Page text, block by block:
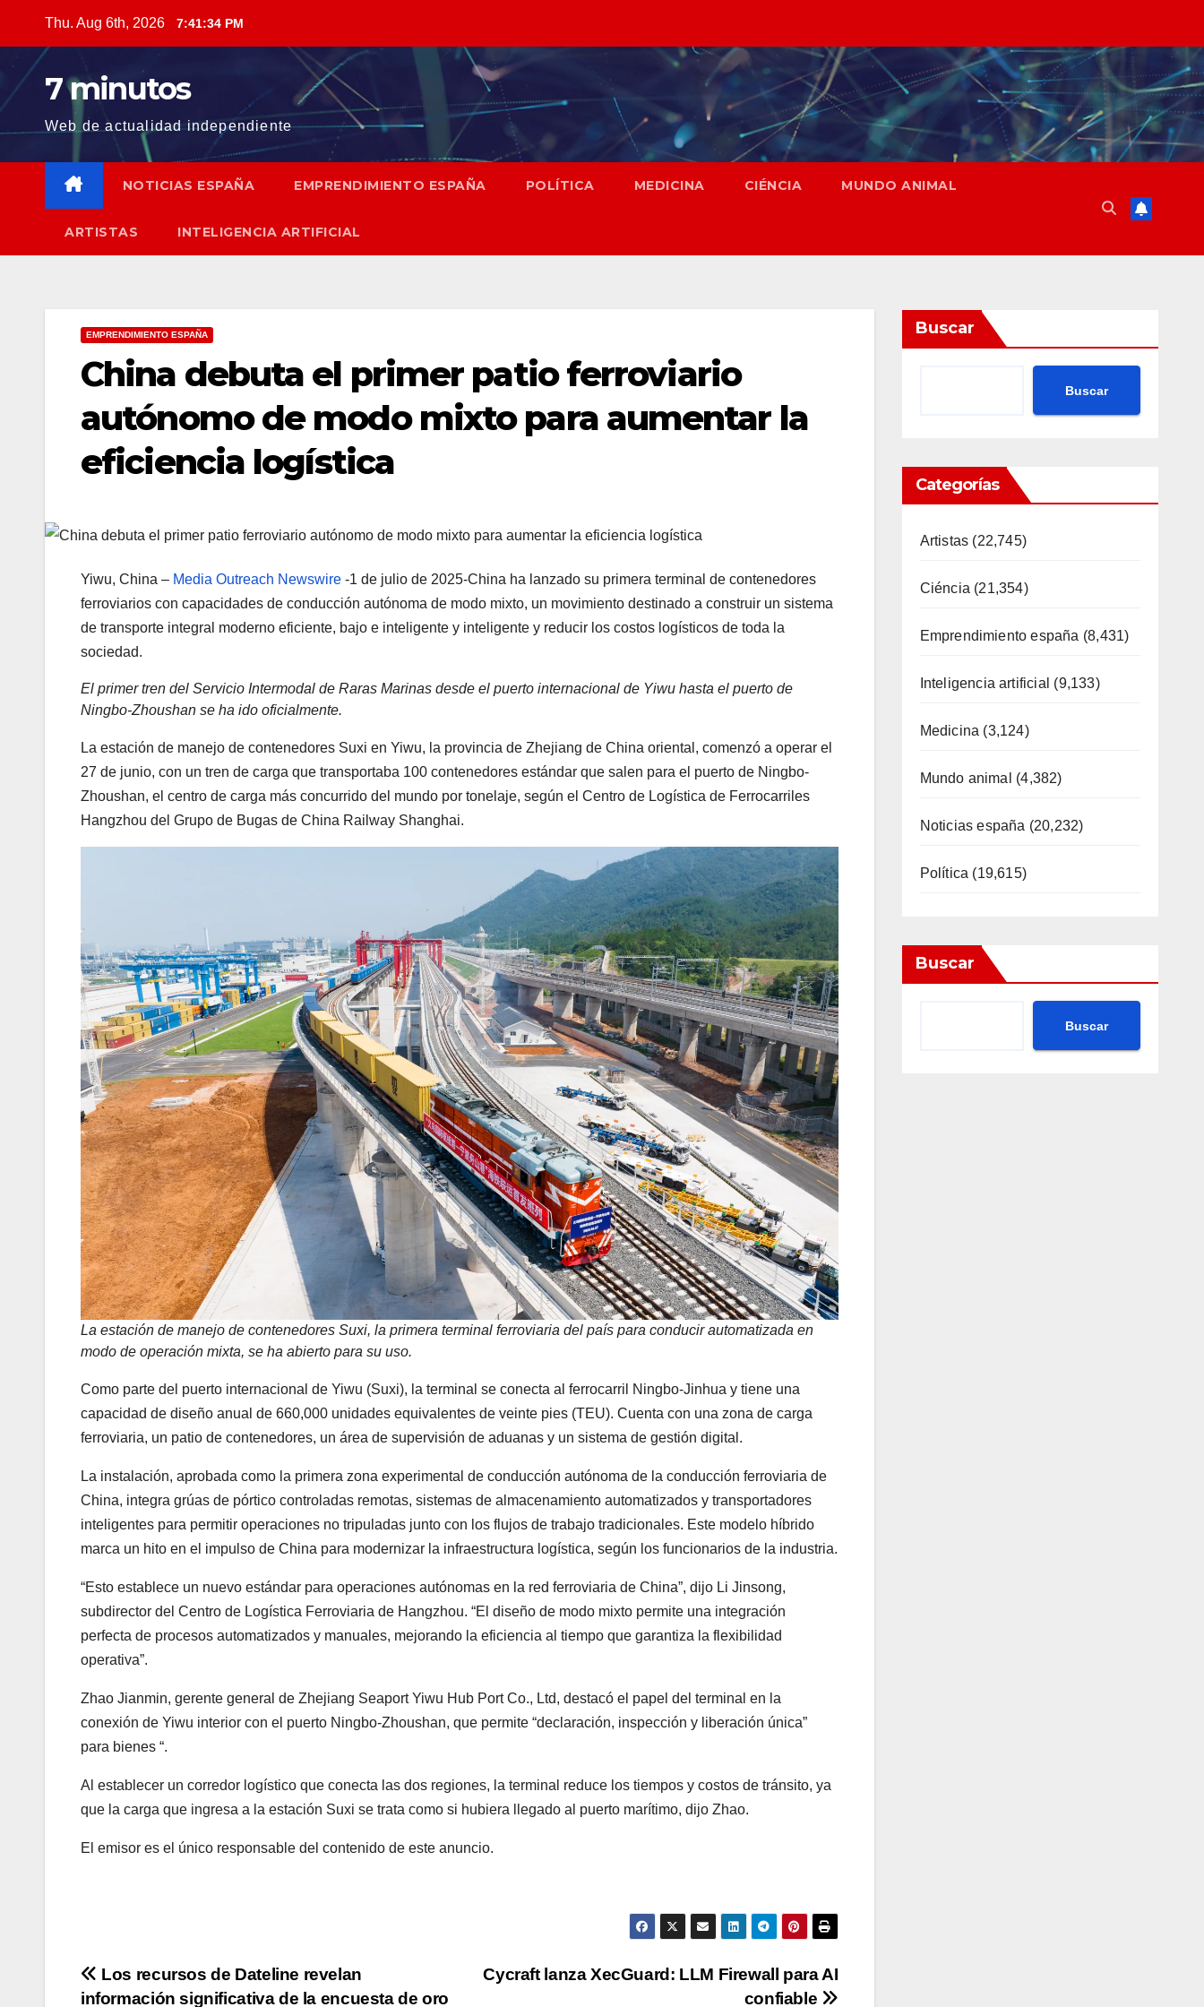
content
Thu. Aug 6th, 2026 7:41:35 PM
7 minutos
Web de actualidad independiente
NOTICIAS ESPAÑA EMPRENDIMIENTO ESPAÑA POLÍTICA MEDICINA CIÉNCIA MUNDO ANIMAL
ARTISTAS INTELIGENCIA ARTIFICIAL
EMPRENDIMIENTO ESPAÑA
China debuta el primer patio ferroviario
autónomo de modo mixto para aumentar la
eficiencia logística
Yiwu, China – Media Outreach Newswire -1 de julio de 2025-China ha lanzado su primera terminal de contenedores
ferroviarios con capacidades de conducción autónoma de modo mixto, un movimiento destinado a construir un sistema
de transporte integral moderno eficiente, bajo e inteligente y inteligente y reducir los costos logísticos de toda la
sociedad.
El primer tren del Servicio Intermodal de Raras Marinas desde el puerto internacional de Yiwu hasta el puerto de
Ningbo-Zhoushan se ha ido oficialmente.
La estación de manejo de contenedores Suxi en Yiwu, la provincia de Zhejiang de China oriental, comenzó a operar el
27 de junio, con un tren de carga que transportaba 100 contenedores estándar que salen para el puerto de Ningbo-
Zhoushan, el centro de carga más concurrido del mundo por tonelaje, según el Centro de Logística de Ferrocarriles
Hangzhou del Grupo de Bugas de China Railway Shanghai.
La estación de manejo de contenedores Suxi, la primera terminal ferroviaria del país para conducir automatizada en
modo de operación mixta, se ha abierto para su uso.
Como parte del puerto internacional de Yiwu (Suxi), la terminal se conecta al ferrocarril Ningbo-Jinhua y tiene una
capacidad de diseño anual de 660,000 unidades equivalentes de veinte pies (TEU). Cuenta con una zona de carga
ferroviaria, un patio de contenedores, un área de supervisión de aduanas y un sistema de gestión digital.
La instalación, aprobada como la primera zona experimental de conducción autónoma de la conducción ferroviaria de
China, integra grúas de pórtico controladas remotas, sistemas de almacenamiento automatizados y transportadores
inteligentes para permitir operaciones no tripuladas junto con los flujos de trabajo tradicionales. Este modelo híbrido
marca un hito en el impulso de China para modernizar la infraestructura logística, según los funcionarios de la industria.
“Esto establece un nuevo estándar para operaciones autónomas en la red ferroviaria de China”, dijo Li Jinsong,
subdirector del Centro de Logística Ferroviaria de Hangzhou. “El diseño de modo mixto permite una integración
perfecta de procesos automatizados y manuales, mejorando la eficiencia al tiempo que garantiza la flexibilidad
operativa”.
Zhao Jianmin, gerente general de Zhejiang Seaport Yiwu Hub Port Co., Ltd, destacó el papel del terminal en la
conexión de Yiwu interior con el puerto Ningbo-Zhoushan, que permite “declaración, inspección y liberación única”
para bienes “.
Al establecer un corredor logístico que conecta las dos regiones, la terminal reduce los tiempos y costos de tránsito, ya
que la carga que ingresa a la estación Suxi se trata como si hubiera llegado al puerto marítimo, dijo Zhao.
El emisor es el único responsable del contenido de este anuncio.
Post
Cycraft lanza XecGuard: LLM Firewall para AI
confiable
Los recursos de Dateline revelan
información significativa de la encuesta de oro
Buscar
Buscar
Categorías
Artistas (22,745)
Ciéncia (21,354)
Emprendimiento españa (8,431)
Inteligencia artificial (9,133)
Medicina (3,124)
Mundo animal (4,382)
Noticias españa (20,232)
Política (19,615)
Buscar
Buscar